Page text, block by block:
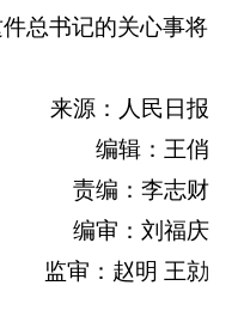
总书记的关心事将
来源：人民日报
编辑：王俏
责编：李志财
编审：刘福庆
监审：赵明 王勍